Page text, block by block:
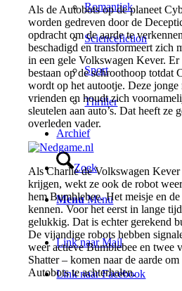
Romantiek
Sciencefiction
Sport
Thriller
Archief
Zoek
Menu Menu
Link naar Mail
Link naar Facebook
Als de Autobots op de planeet
worden gedreven door de
opdracht om de aarde te
beschadigd en transformeert zich
in een gele Volkswagen Kever. Er
bestaan op de schroothoop totdat
wordt op het autootje. Deze
vrienden en houdt zich
sleutelen aan auto’s. Dat heeft ze
overleden vader.
Als Charlie de Volkswagen Kever
krijgen, wekt ze ook de robot
hem Bumblebee. Het meisje en
kennen. Voor het eerst in lange
gelukkig. Dat is echter gerekend
De vijandige robots hebben
weer actieve Bumblebee en twee
Shatter – komen naar de aarde
Autobots te achterhalen.